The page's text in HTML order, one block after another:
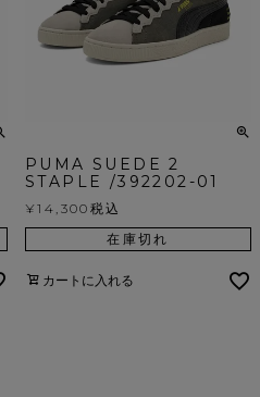
PUMA SUEDE 2
STAPLE /392202-01
¥14,300 税込
在庫切れ
カートに入れる